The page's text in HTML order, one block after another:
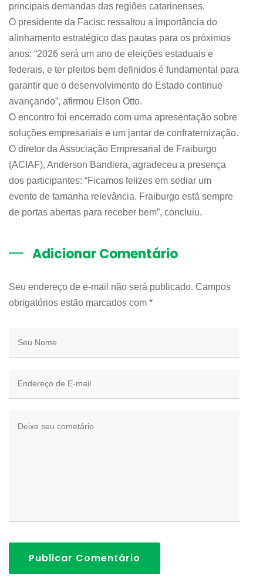
principais demandas das regiões catarinenses.
O presidente da Facisc ressaltou a importância do
alinhamento estratégico das pautas para os próximos
anos: “2026 será um ano de eleições estaduais e
federais, e ter pleitos bem definidos é fundamental para
garantir que o desenvolvimento do Estado continue
avançando”, afirmou Elson Otto.
O encontro foi encerrado com uma apresentação sobre
soluções empresariais e um jantar de confraternização.
O diretor da Associação Empresarial de Fraiburgo
(ACIAF), Anderson Bandiera, agradeceu a presença
dos participantes: “Ficamos felizes em sediar um
evento de tamanha relevância. Fraiburgo está sempre
de portas abertas para receber bem”, concluiu.
Adicionar Comentário
Seu endereço de e-mail não será publicado. Campos
obrigatórios estão marcados com *
Publicar Comentário